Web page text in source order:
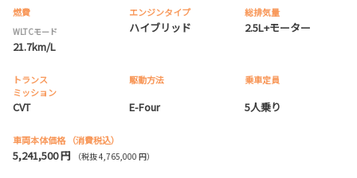
燃費
WLTCモード
21.7km/L
エンジンタイプ
ハイブリッド
総排気量
2.5L+モーター
トランス
ミッション
CVT
駆動方法
E-Four
乗車定員
5人乗り
車両本体価格 （消費税込）
5,241,500 円 （税抜 4,765,000 円）